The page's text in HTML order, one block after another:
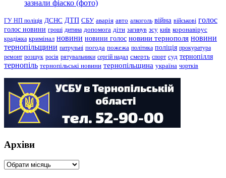
зазнали фіаско (фото)
ГУ НП поліція ДСНС ДТП СБУ аварія авто алкоголь війна військові голос
голос новини гроші дитина допомога діти загинув зсу київ коронавірус
крадіжка кримінал новини новини голос новини тернополя новини
тернопільщини патрульні погода пожежа політика поліція прокуратура
ремонт розшук росія рятувальники сергій надал смерть спорт суд тернопілля
тернопіль тернопільські новини тернопільщина україна чортків
Архіви
Архіви